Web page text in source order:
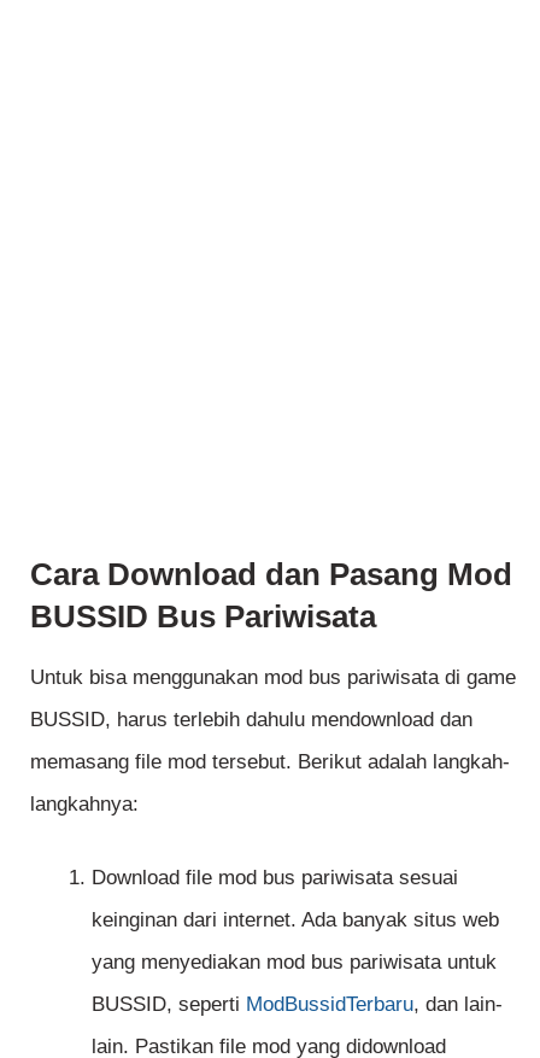
Cara Download dan Pasang Mod
BUSSID Bus Pariwisata
Untuk bisa menggunakan mod bus pariwisata di game
BUSSID, harus terlebih dahulu mendownload dan
memasang file mod tersebut. Berikut adalah langkah-
langkahnya:
Download file mod bus pariwisata sesuai
keinginan dari internet. Ada banyak situs web
yang menyediakan mod bus pariwisata untuk
BUSSID, seperti ModBussidTerbaru, dan lain-
lain. Pastikan file mod yang didownload